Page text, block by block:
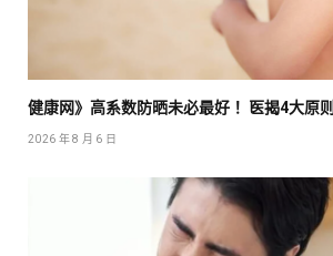
健康网》高系数防晒未必最好！ 医揭4大原则
2026 年 8 月 6 日